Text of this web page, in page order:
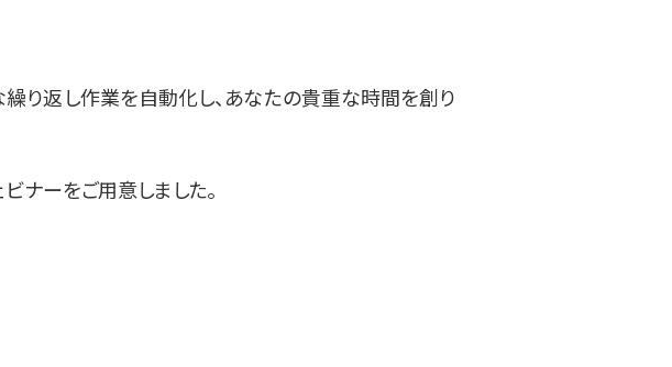
り返し作業を自動化し、あなたの貴重な時間を創り
ナーをご用意しました。